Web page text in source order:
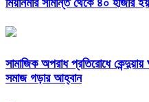
সামাজিক অপরাধ প্রতিরোধে
সমাজ গড়ার আহ্বান